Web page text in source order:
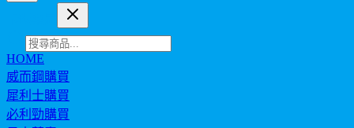
HOME
威而鋼購買
犀利士購買
必利勁購買